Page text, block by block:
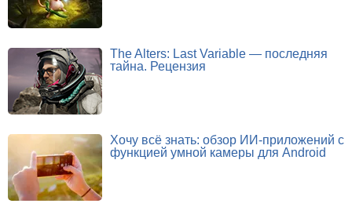
The Alters: Last Variable — последняя
тайна. Рецензия
Хочу всё знать: обзор ИИ-приложений с
функцией умной камеры для Android